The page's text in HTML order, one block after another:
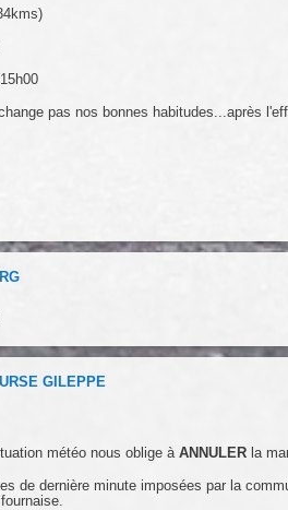
pas nos bonnes habitudes...après
GILEPPE
météo nous oblige à ANNULER la
de dernière minute imposées par la